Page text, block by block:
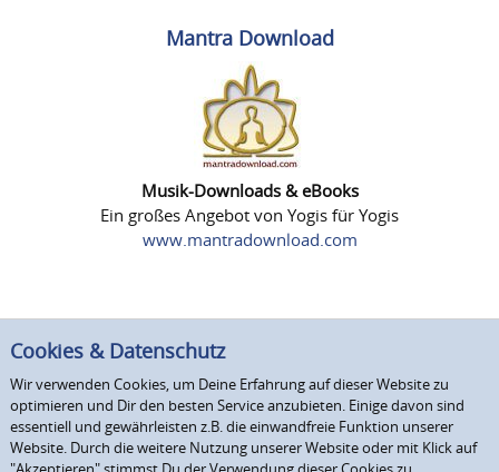
Mantra Download
Musik-Downloads & eBooks
Ein großes Angebot von Yogis für Yogis
www.mantradownload.com
Cookies & Datenschutz
Wir verwenden Cookies, um Deine Erfahrung auf dieser Website zu
optimieren und Dir den besten Service anzubieten. Einige davon sind
essentiell und gewährleisten z.B. die einwandfreie Funktion unserer
Website. Durch die weitere Nutzung unserer Website oder mit Klick auf